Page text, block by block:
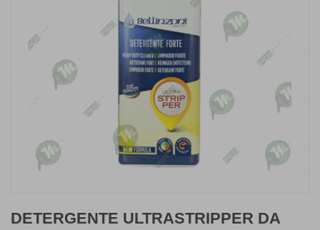
DETERGENTE ULTRASTRIPPER DA
all'inizio